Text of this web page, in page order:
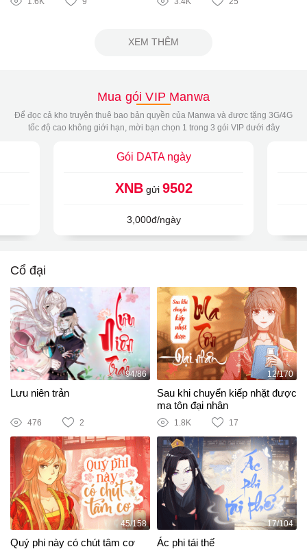
XEM THÊM
Mua gói VIP Manwa
Để đọc cả kho truyện thuê bao bản quyền của Manwa và được tặng 3G/4G
tốc độ cao không giới hạn, mời bạn chọn 1 trong 3 gói VIP dưới đây
Gói DATA ngày
XNBgửi 9502
3,000đ/ngày
Cổ đại
94/86
Lưu niên trản
476 2
12/170
Sau khi chuyển kiếp nhặt được
ma tôn đại nhân
1.8K 17
45/158
Quý phi này có chút tâm cơ
17/104
Ác phi tái thế